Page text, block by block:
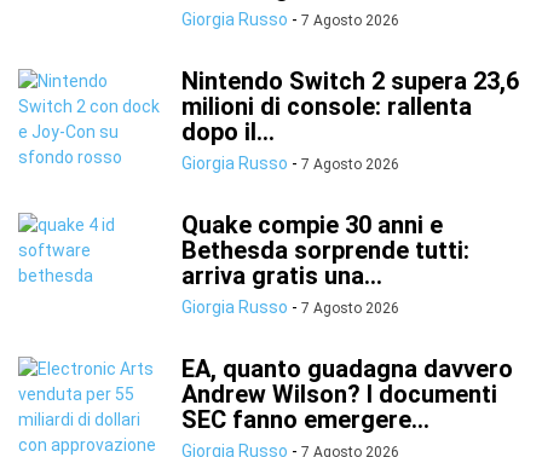
Giorgia Russo - 7 Agosto 2026
Nintendo Switch 2 supera 23,6
milioni di console: rallenta
dopo il...
Giorgia Russo - 7 Agosto 2026
Quake compie 30 anni e
Bethesda sorprende tutti:
arriva gratis una...
Giorgia Russo - 7 Agosto 2026
EA, quanto guadagna davvero
Andrew Wilson? I documenti
SEC fanno emergere...
Giorgia Russo - 7 Agosto 2026